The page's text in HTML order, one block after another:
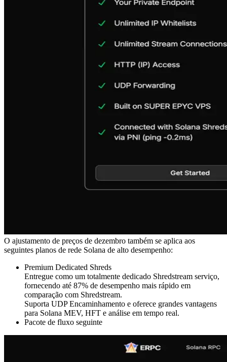
O ajustamento de preços de dezembro também se aplica aos
seguintes planos de rede Solana de alto desempenho:
Premium Dedicated Shreds
Entregue como um totalmente dedicado Shredstream serviço,
fornecendo até 87% de desempenho mais rápido em
comparação com Shredstream.
Suporta UDP Encaminhamento e oferece grandes vantagens
para Solana MEV, HFT e análise em tempo real.
Pacote de fluxo seguinte